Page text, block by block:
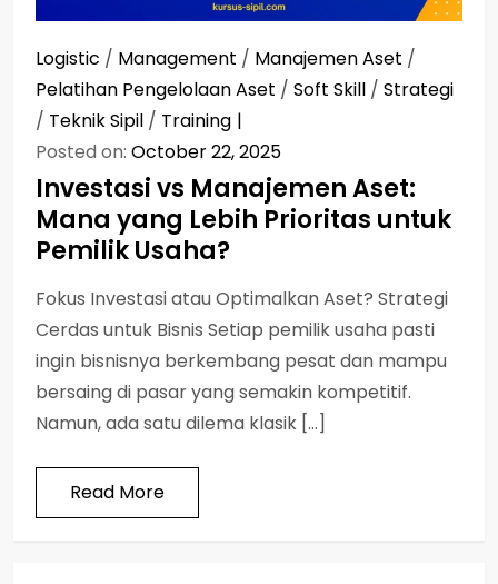
Logistic / Management / Manajemen Aset /
Pelatihan Pengelolaan Aset / Soft Skill / Strategi
/ Teknik Sipil / Training
Posted on: October 22, 2025
Investasi vs Manajemen Aset:
Mana yang Lebih Prioritas untuk
Pemilik Usaha?
Fokus Investasi atau Optimalkan Aset? Strategi
Cerdas untuk Bisnis Setiap pemilik usaha pasti
ingin bisnisnya berkembang pesat dan mampu
bersaing di pasar yang semakin kompetitif.
Namun, ada satu dilema klasik […]
Read More